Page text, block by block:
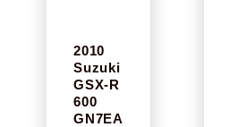
2010
Suzuki
GSX-R
600
GN7EA